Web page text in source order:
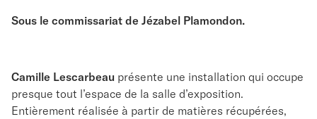
Sous le commissariat de Jézabel Plamondon.
Camille Lescarbeau présente une installation qui occupe
presque tout l’espace de la salle d’exposition.
Entièrement réalisée à partir de matières récupérées,